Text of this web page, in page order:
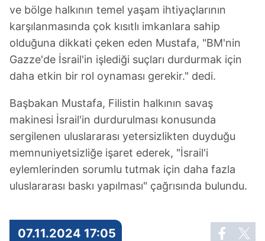
ve bölge halkının temel yaşam ihtiyaçlarının
karşılanmasında çok kısıtlı imkanlara sahip
olduğuna dikkati çeken eden Mustafa, "BM'nin
Gazze'de İsrail'in işlediği suçları durdurmak için
daha etkin bir rol oynaması gerekir." dedi.
Başbakan Mustafa, Filistin halkının savaş
makinesi İsrail'in durdurulması konusunda
sergilenen uluslararası yetersizlikten duyduğu
memnuniyetsizliğe işaret ederek, "İsrail'i
eylemlerinden sorumlu tutmak için daha fazla
uluslararası baskı yapılması" çağrısında bulundu.
07.11.2024 17:05